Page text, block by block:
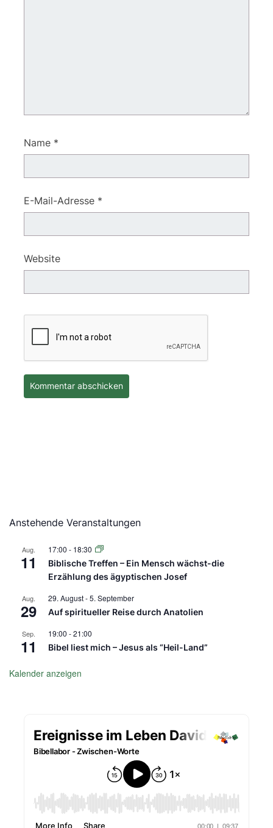
Name *
E-Mail-Adresse *
Website
Anstehende Veranstaltungen
Aug.
11
17:00 - 18:30
Biblische Treffen – Ein Mensch wächst-die
Erzählung des ägyptischen Josef
Aug.
29
29. August-5. September
Auf spiritueller Reise durch Anatolien
Sep.
11
19:00 -21:00
Bibel liest mich – Jesus als “Heil-Land”
Kalender anzeigen